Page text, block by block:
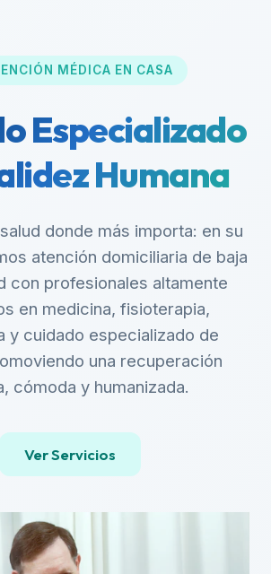
MÉDICA EN CASA
Especializado
Humana
donde más importa: en su
atención domiciliaria de baja
con profesionales altamente
en medicina, fisioterapia,
y cuidado especializado de
una recuperación
cómoda y humanizada.
Ver Servicios